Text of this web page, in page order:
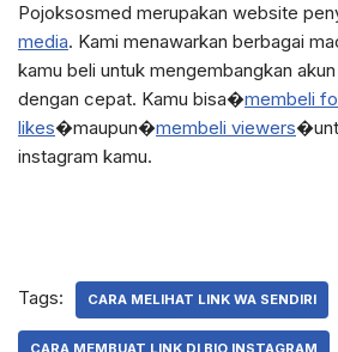
Pojoksosmed merupakan website
media. Kami menawarkan berbagai
kamu beli untuk mengembangkan
dengan cepat. Kamu bisa�membeli
likes�maupun�membeli viewers
instagram kamu.
Tags: CARA MELIHAT LINK WA SENDIRI